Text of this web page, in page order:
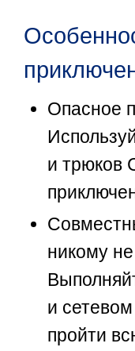
Опасное
и трюков
никому
и
пройти